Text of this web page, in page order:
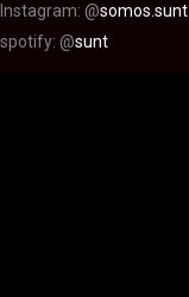
Instagram: @somos.sunt
spotify: @sunt